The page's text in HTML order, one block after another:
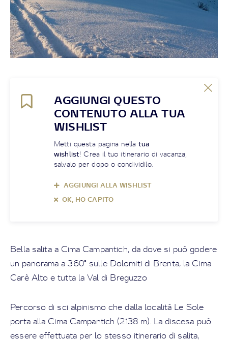
AGGIUNGI QUESTO
CONTENUTO ALLA TUA
WISHLIST
Metti questa pagina nellatua
wishlist! Crea il tuo itinerario di vacanza,
salvalo per dopo o condividilo.
AGGIUNGI ALLA WISHLIST
OK, HO CAPITO
Bella salita a Cima Campantich, da dove si può godere
un panorama a 360° sulle Dolomiti di Brenta, la Cima
Carè Alto e tutta la Val di Breguzzo
Percorso di sci alpinismo che dalla località Le Sole
porta alla Cima Campantich (2138 m). La discesa può
essere effettuata per lo stesso itinerario di salita,